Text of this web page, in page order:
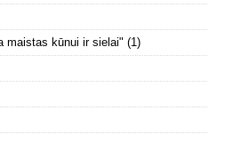
maistas kūnui ir sielai" (1)